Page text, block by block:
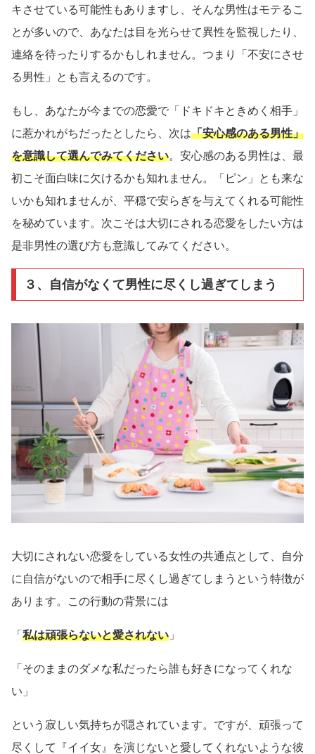
キさせている可能性もありますし、そんな男性はモテるこ
とが多いので、あなたは目を光らせて異性を監視したり、
連絡を待ったりするかもしれません。つまり「不安にさせ
る男性」とも言えるのです。
もし、あなたが今までの恋愛で「ドキドキときめく相手」
に惹かれがちだったとしたら、次は「安心感のある男性」
を意識して選んでみてください。安心感のある男性は、最
初こそ面白味に欠けるかも知れません。「ピン」とも来な
いかも知れませんが、平穏で安らぎを与えてくれる可能性
を秘めています。次こそは大切にされる恋愛をしたい方は
是非男性の選び方も意識してみてください。
３、自信がなくて男性に尽くし過ぎてしまう
大切にされない恋愛をしている女性の共通点として、自分
に自信がないので相手に尽くし過ぎてしまうという特徴が
あります。この行動の背景には
「 私は頑張らないと愛されない 」
「そのままのダメな私だったら誰も好きになってくれな
い」
という寂しい気持ちが隠されています。ですが、頑張って
尽くして『イイ女』を演じないと愛してくれないような彼